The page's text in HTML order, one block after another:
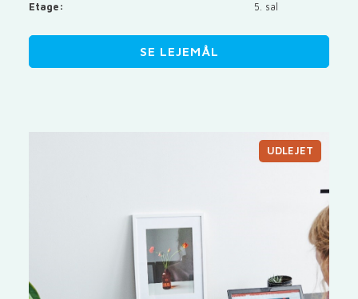
Etage:
5. sal
SE LEJEMÅL
UDLEJET